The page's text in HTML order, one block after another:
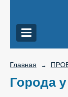
Главная →
Города